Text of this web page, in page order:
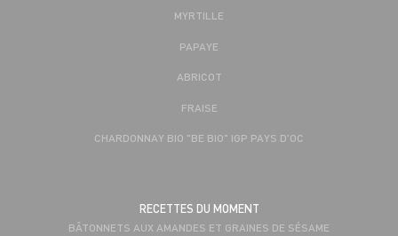
MYRTILLE
PAPAYE
ABRICOT
FRAISE
CHARDONNAY BIO "BE BIO" IGP PAYS D'OC
RECETTES DU MOMENT
BÂTONNETS AUX AMANDES ET GRAINES DE SÉSAME